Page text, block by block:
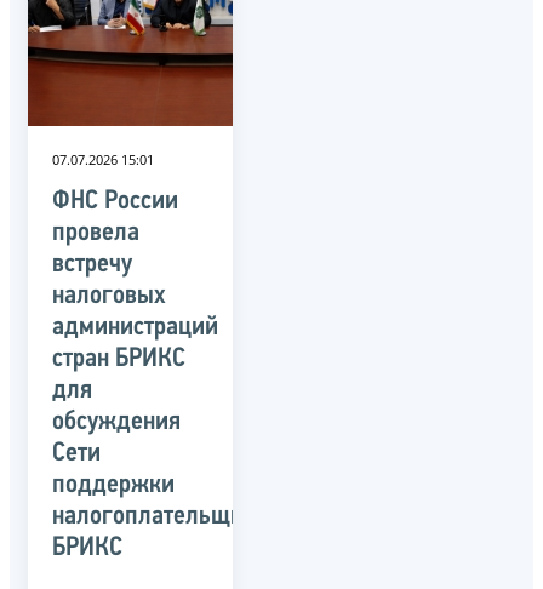
07.07.2026 15:01
ФНС России
провела
встречу
налоговых
администраций
стран БРИКС
для
обсуждения
Сети
поддержки
налогоплательщиков
БРИКС